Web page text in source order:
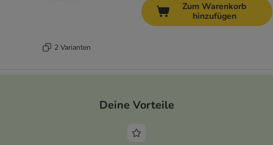
2 Varianten
Zum Warenkorb
hinzufügen
Deine Vorteile